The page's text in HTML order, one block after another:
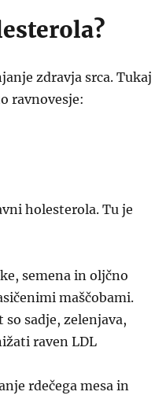
zdravja srca. Tukaj
ravnovesje:
holesterola. Tu je
semena in oljčno
maščobami.
sadje, zelenjava,
raven LDL
rdečega mesa in